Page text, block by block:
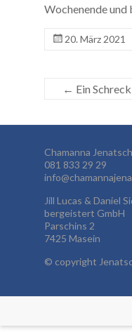
Wochenende und
20. März 2021
← Ein Schreck
Chamanna
081 833 29 29
Jill Lucas & Daniel
bergeistert GmbH
Parschins 2
7425 Masein
© copyright